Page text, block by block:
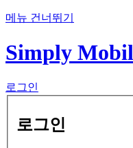
메뉴 건너뛰기
Simply
로그인
로그인